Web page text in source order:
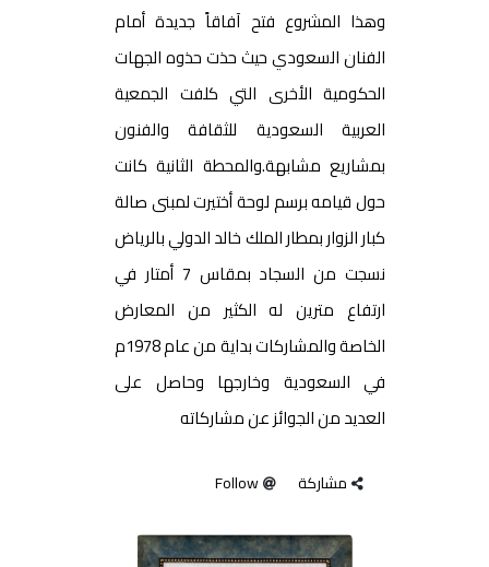
وهذا المشروع فتح آفاقاً جديدة أمام
الفنان السعودي حيث حذت حذوه الجهات
الحكومية الأخرى التي كلفت الجمعية
العربية السعودية للثقافة والفنون
بمشاريع مشابهة.والمحطة الثانية كانت
حول قيامه برسم لوحة أختيرت لمبنى صالة
كبار الزوار بمطار الملك خالد الدولي بالرياض
نسجت من السجاد بمقاس 7 أمتار في
ارتفاع مترين له الكثير من المعارض
الخاصة والمشاركات بداية من عام 1978م
في السعودية وخارجها وحاصل على
العديد من الجوائز عن مشاركاته
مشاركة Follow